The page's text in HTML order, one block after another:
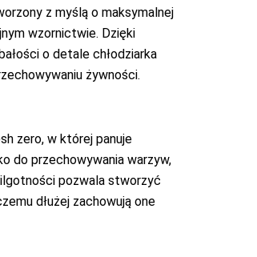
z myślą o maksymalnej
wzornictwie. Dzięki
o detale chłodziarka
żywności.
zero, w której panuje
do przechowywania warzyw,
pozwala stworzyć
dłużej zachowują one